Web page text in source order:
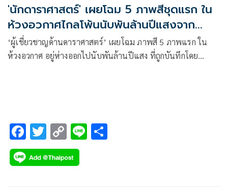
'นักดาราศาสตร์' เผยโฉม 5 ภาพสีชุดแรก ใน
ห้วงอวกาศไกลโพ้นนับพันล้านปีแสงจาก
กล้องอวกาศ 'เจมส์ เว็บบ์'
‘ผู้เชี่ยวชาญด้านดาราศาสตร์’ เผยโฉม ภาพสี 5 ภาพแรก ใน
ห้วงอวกาศ อยู่ห่างออกไปนับพันล้านปีแสง ที่ถูกบันทึกโดย
F
ac
e
T
wi
tt
C
o
p
Li